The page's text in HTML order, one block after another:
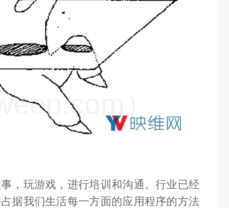
，玩游戏，进行培训和沟通。行业已经
据我们生活每一方面的应用程序的方法
）